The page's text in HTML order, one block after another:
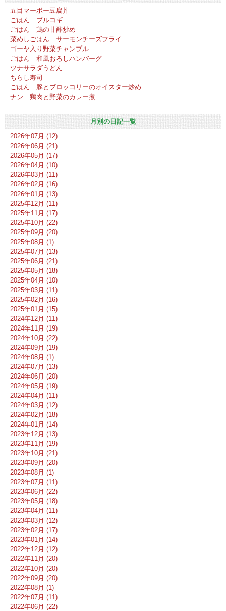
五目マーボー豆腐丼
ごはん プルコギ
ごはん 鶏の甘酢炒め
菜めしごはん サーモンチーズフライ
ゴーヤ入り野菜チャンプル
ごはん 和風おろしハンバーグ
ツナサラダうどん
ちらし寿司
ごはん 豚とブロッコリーのオイスター炒め
ナン 鶏肉と野菜のカレー煮
月別の日記一覧
2026年07月 (12)
2026年06月 (21)
2026年05月 (17)
2026年04月 (10)
2026年03月 (11)
2026年02月 (16)
2026年01月 (13)
2025年12月 (11)
2025年11月 (17)
2025年10月 (22)
2025年09月 (20)
2025年08月 (1)
2025年07月 (13)
2025年06月 (21)
2025年05月 (18)
2025年04月 (10)
2025年03月 (11)
2025年02月 (16)
2025年01月 (15)
2024年12月 (11)
2024年11月 (19)
2024年10月 (22)
2024年09月 (19)
2024年08月 (1)
2024年07月 (13)
2024年06月 (20)
2024年05月 (19)
2024年04月 (11)
2024年03月 (12)
2024年02月 (18)
2024年01月 (14)
2023年12月 (13)
2023年11月 (19)
2023年10月 (21)
2023年09月 (20)
2023年08月 (1)
2023年07月 (11)
2023年06月 (22)
2023年05月 (18)
2023年04月 (11)
2023年03月 (12)
2023年02月 (17)
2023年01月 (14)
2022年12月 (12)
2022年11月 (20)
2022年10月 (20)
2022年09月 (20)
2022年08月 (1)
2022年07月 (11)
2022年06月 (22)